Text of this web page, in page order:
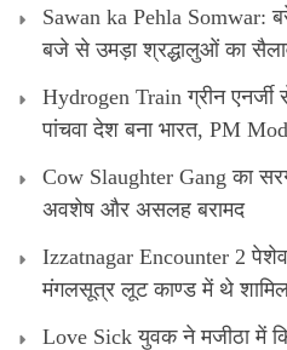
Sawan ka Pehla Somwar:
बजे से उमड़ा श्रद्धालुओं का
Hydrogen Train ग्रीन एनर्जी
पांचवा देश बना भारत, PM
Cow Slaughter Gang का
अवशेष और असलह बरामद
Izzatnagar Encounter 2
मंगलसूत्र लूट काण्‍ड में थे
Love Sick युवक ने मजीठा में